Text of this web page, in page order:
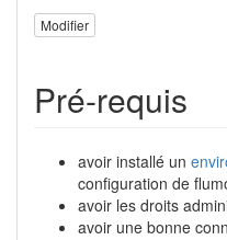
Modifier
Pré-requis
avoir installé un
configuration de
avoir les droits
avoir une bonne